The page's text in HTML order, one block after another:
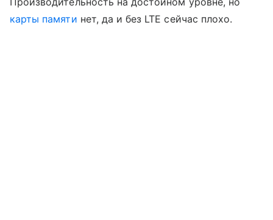
карты памяти нет, да и без LTE сейчас плохо.